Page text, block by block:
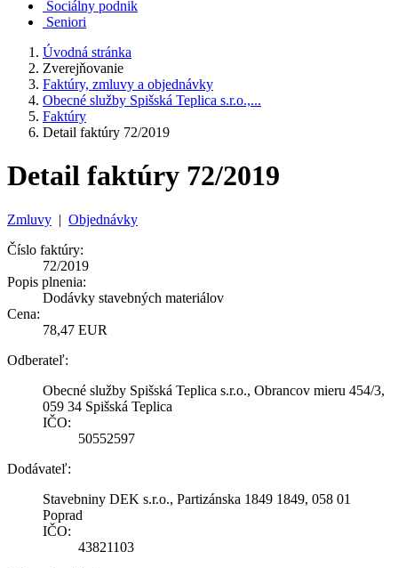
Sociálny podnik
Seniori
Úvodná stránka
Zverejňovanie
Faktúry, zmluvy a objednávky
Obecné služby Spišská Teplica s.r.o.,...
Faktúry
Detail faktúry 72/2019
Detail faktúry 72/2019
Zmluvy | Objednávky
Číslo faktúry:
72/2019
Popis plnenia:
Dodávky stavebných materiálov
Cena:
78,47 EUR
Odberateľ:
Obecné služby Spišská Teplica s.r.o., Obrancov mieru 454/3,
059 34 Spišská Teplica
IČO:
50552597
Dodávateľ:
Stavebniny DEK s.r.o., Partizánska 1849 1849, 058 01
Poprad
IČO:
43821103